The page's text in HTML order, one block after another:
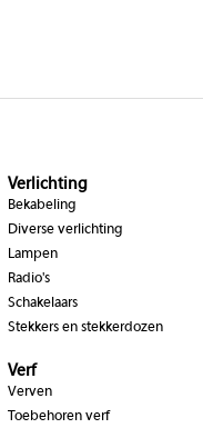
Verlichting
Bekabeling
Diverse verlichting
Lampen
Radio's
Schakelaars
Stekkers en stekkerdozen
Verf
Verven
Toebehoren verf